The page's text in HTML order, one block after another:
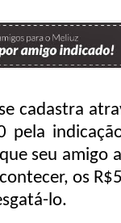
cadastra
pela
seu amigo
os
lo.